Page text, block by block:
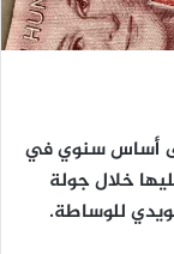
أساس سنوي في
عليها خلال جولة
للوساطة.